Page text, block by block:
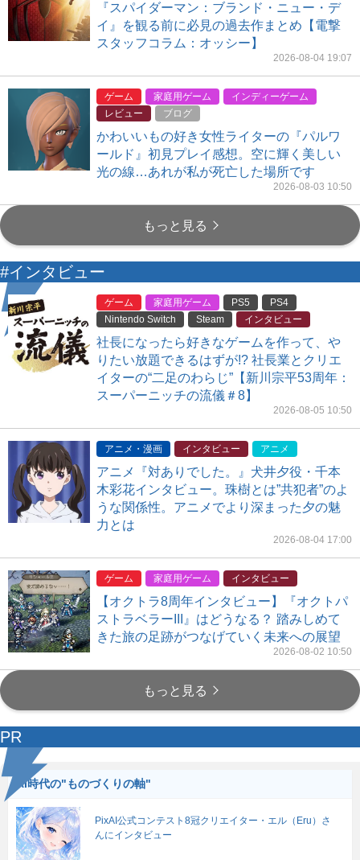
『スパイダーマン：ブランド・ニュー・デ
イ』を観る前に必見の過去作まとめ【電撃
スタッフコラム：オッシー】
2026-08-04 19:07
ゲーム 家庭用ゲーム
インディーゲーム
レビュー
ブログ
かわいいもの好き女性ライターの『パルワ
ールド』初見プレイ感想。空に輝く美しい
光の線…あれが私が死亡した場所です
2026-08-03 10:50
もっと見る
#インタビュー
ゲーム 家庭用ゲーム PS5
PS4
Nintendo Switch
Steam インタビュー
社長になったら好きなゲームを作って、や
りたい放題できるはずが!? 社長業とクリエ
イターの“二足のわらじ”【新川宗平53周年：
スーパーニッチの流儀＃8】
2026-08-05 10:50
アニメ・漫画 インタビュー アニメ
アニメ『対ありでした。』犬井夕役・千本
木彩花インタビュー。珠樹とは”共犯者”のよ
うな関係性。アニメでより深まった夕の魅
力とは
2026-08-04 17:00
ゲーム 家庭用ゲーム インタビュー
【オクトラ8周年インタビュー】『オクトパ
ストラベラーIII』はどうなる？ 踏みしめて
きた旅の足跡がつなげていく未来への展望
2026-08-02 10:50
もっと見る
PR
AI時代の"ものづくりの軸"
PixAI公式コンテスト8冠クリエイター・エル（Eru）さ
んにインタビュー